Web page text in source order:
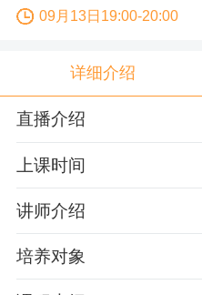
09月13日19:00-20:00
详细介绍
直播介绍
上课时间
讲师介绍
培养对象